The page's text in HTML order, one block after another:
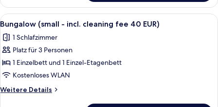
(inkl.
Reinigungsgebühr
40
Alle
Fotos
für
Bungalow
(small
-
incl.
cleaning
Bungalow (small - incl. cleaning fee
6
Bungalow (small - incl. cleaning fee 40 EUR)
1 Schlafzimmer
Platz für 3 Personen
1 Einzelbett und 1 Einzel-Etagenbett
Kostenloses WLAN
Weitere Details
Weitere